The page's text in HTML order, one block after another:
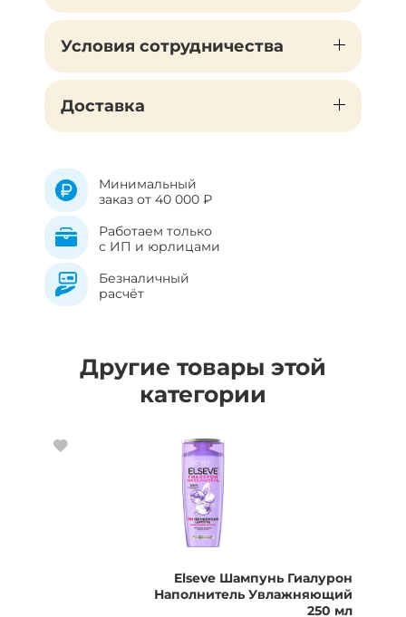
Условия сотрудничества
Доставка
Минимальный
заказ от 40 000 ₽
Работаем только
с ИП и юрлицами
Безналичный
расчёт
Другие товары этой
категории
Elseve Шампунь Гиалурон
Наполнитель Увлажняющий
250 мл